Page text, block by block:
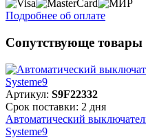
Подробнее об оплате
Сопутствующе товары
Артикул: S9F22332
Срок поставки: 2 дня
Автоматический
Systeme9